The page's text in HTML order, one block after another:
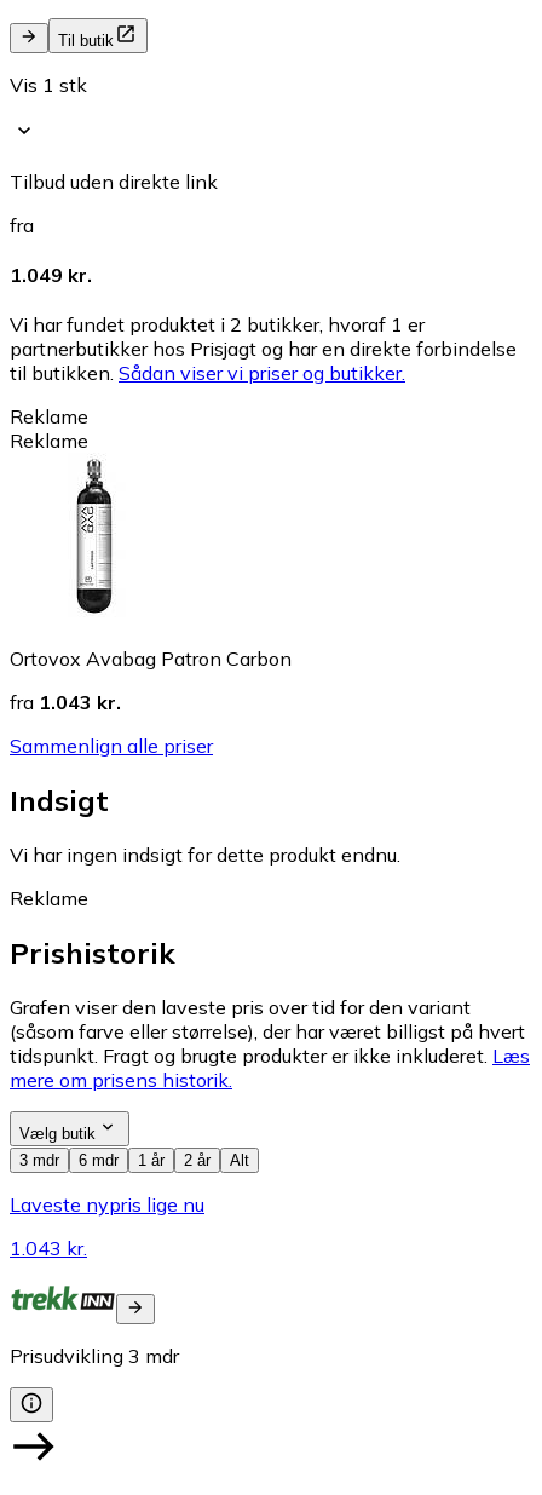
Til butik
Vis 1 stk
Tilbud uden direkte link
fra
1.049 kr.
Vi har fundet produktet i 2 butikker, hvoraf 1 er
partnerbutikker hos Prisjagt og har en direkte forbindelse
til butikken. Sådan viser vi priser og butikker.
Reklame
Reklame
Ortovox Avabag Patron Carbon
fra 1.043 kr.
Sammenlign alle priser
Indsigt
Vi har ingen indsigt for dette produkt endnu.
Reklame
Prishistorik
Grafen viser den laveste pris over tid for den variant
(såsom farve eller størrelse), der har været billigst på hvert
tidspunkt. Fragt og brugte produkter er ikke inkluderet. Læs
mere om prisens historik.
Vælg butik
3 mdr
6 mdr 1 år 2 år Alt
Laveste nypris lige nu
1.043 kr.
Prisudvikling 3 mdr